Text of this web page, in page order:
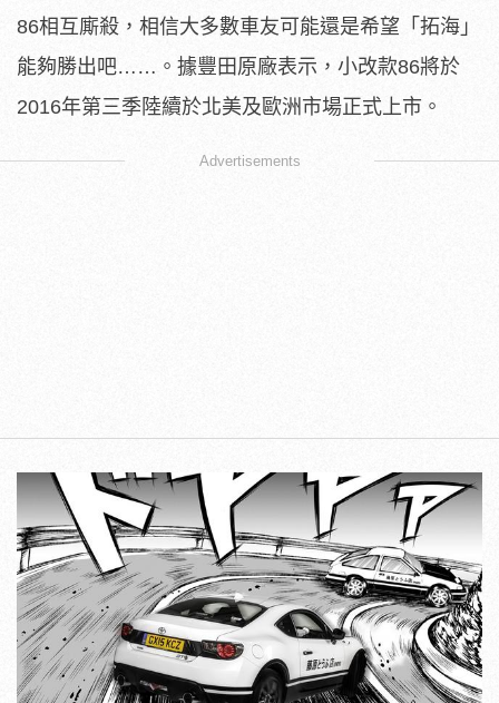
86相互廝殺，相信大多數車友可能還是希望「拓海」
能夠勝出吧……。據豐田原廠表示，小改款86將於
2016年第三季陸續於北美及歐洲市場正式上市。
Advertisements